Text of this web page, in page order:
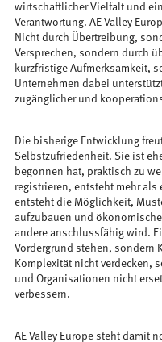
wirtschaftlicher Vielfalt und
Verantwortung. AE Valley
Nicht durch Übertreibung,
Versprechen, sondern durch
kurzfristige Aufmerksamkeit,
Unternehmen dabei
zugänglicher und
Die bisherige Entwicklung
Selbstzufriedenheit. Sie ist
begonnen hat, praktisch zu
registrieren, entsteht mehr als
entsteht die Möglichkeit,
aufzubauen und
andere anschlussfähig wird.
Vordergrund stehen, sondern
Komplexität nicht verdecken,
und Organisationen nicht
verbessern.
AE Valley Europe steht damit